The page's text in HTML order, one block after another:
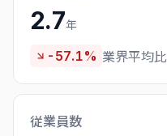
2.7年
-57.1% 業界平均比
従業員数